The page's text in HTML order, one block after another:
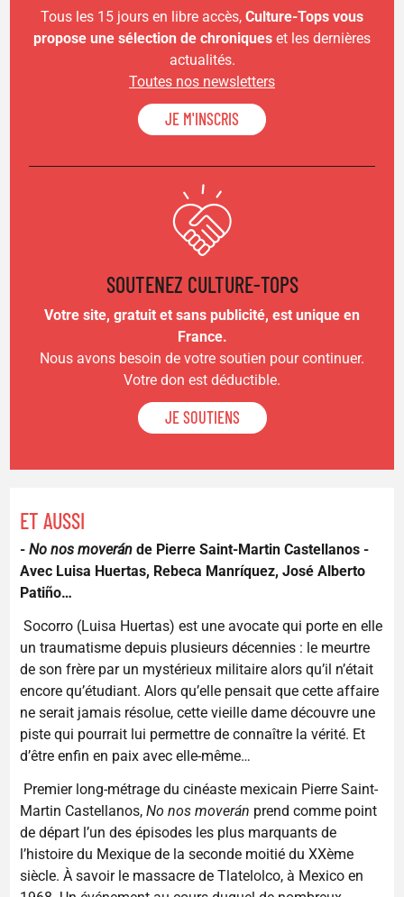
Tous les 15 jours en libre accès, Culture-Tops vous
propose une sélection de chroniques et les dernières
actualités.
Toutes nos newsletters
JE M'INSCRIS
SOUTENEZ CULTURE-TOPS
Votre site, gratuit et sans publicité, est unique en
France.
Nous avons besoin de votre soutien pour continuer.
Votre don est déductible.
JE SOUTIENS
ET AUSSI
- No nos moverán de Pierre Saint-Martin Castellanos -
Avec Luisa Huertas, Rebeca Manríquez, José Alberto
Patiño…
Socorro (Luisa Huertas) est une avocate qui porte en elle
un traumatisme depuis plusieurs décennies : le meurtre
de son frère par un mystérieux militaire alors qu’il n’était
encore qu’étudiant. Alors qu’elle pensait que cette affaire
ne serait jamais résolue, cette vieille dame découvre une
piste qui pourrait lui permettre de connaître la vérité. Et
d’être enfin en paix avec elle-même…
Premier long-métrage du cinéaste mexicain Pierre Saint-
Martin Castellanos, No nos moverán prend comme point
de départ l’un des épisodes les plus marquants de
l’histoire du Mexique de la seconde moitié du XXème
siècle. À savoir le massacre de Tlatelolco, à Mexico en